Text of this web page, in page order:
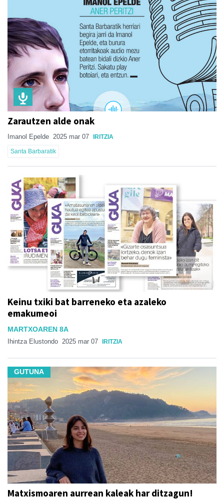
Zarautzen alde onak
Imanol Epelde 2025 mar 07 IRITZIA
Santa Barbaratik
Keinu txiki bat barreneko eta azaleko
emakumeoi
MARTXOAREN 8A
Ihintza Elustondo 2025 mar 07 IRITZIA
GUTUNA
Matxismoaren aurrean kaleak har ditzagun!